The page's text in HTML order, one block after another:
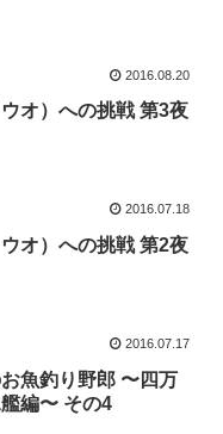
2016.08.20
オ）への挑戦 第3夜
2016.07.18
オ）への挑戦 第2夜
2016.07.17
魚釣り野郎 〜四万
編〜 その4